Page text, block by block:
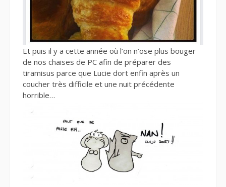
Et puis il y a cette année où l’on n’ose plus bouger
de nos chaises de PC afin de préparer des
tiramisus parce que Lucie dort enfin après un
coucher très difficile et une nuit précédente
horrible…